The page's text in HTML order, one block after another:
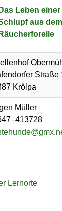
Das Leben
aus
Räucherforelle
Straße
Krölpa
Müller
Lernorte